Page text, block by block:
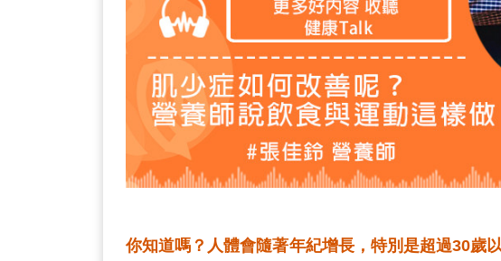
你知道嗎？人體會隨著年紀增長，特別是超過30歲